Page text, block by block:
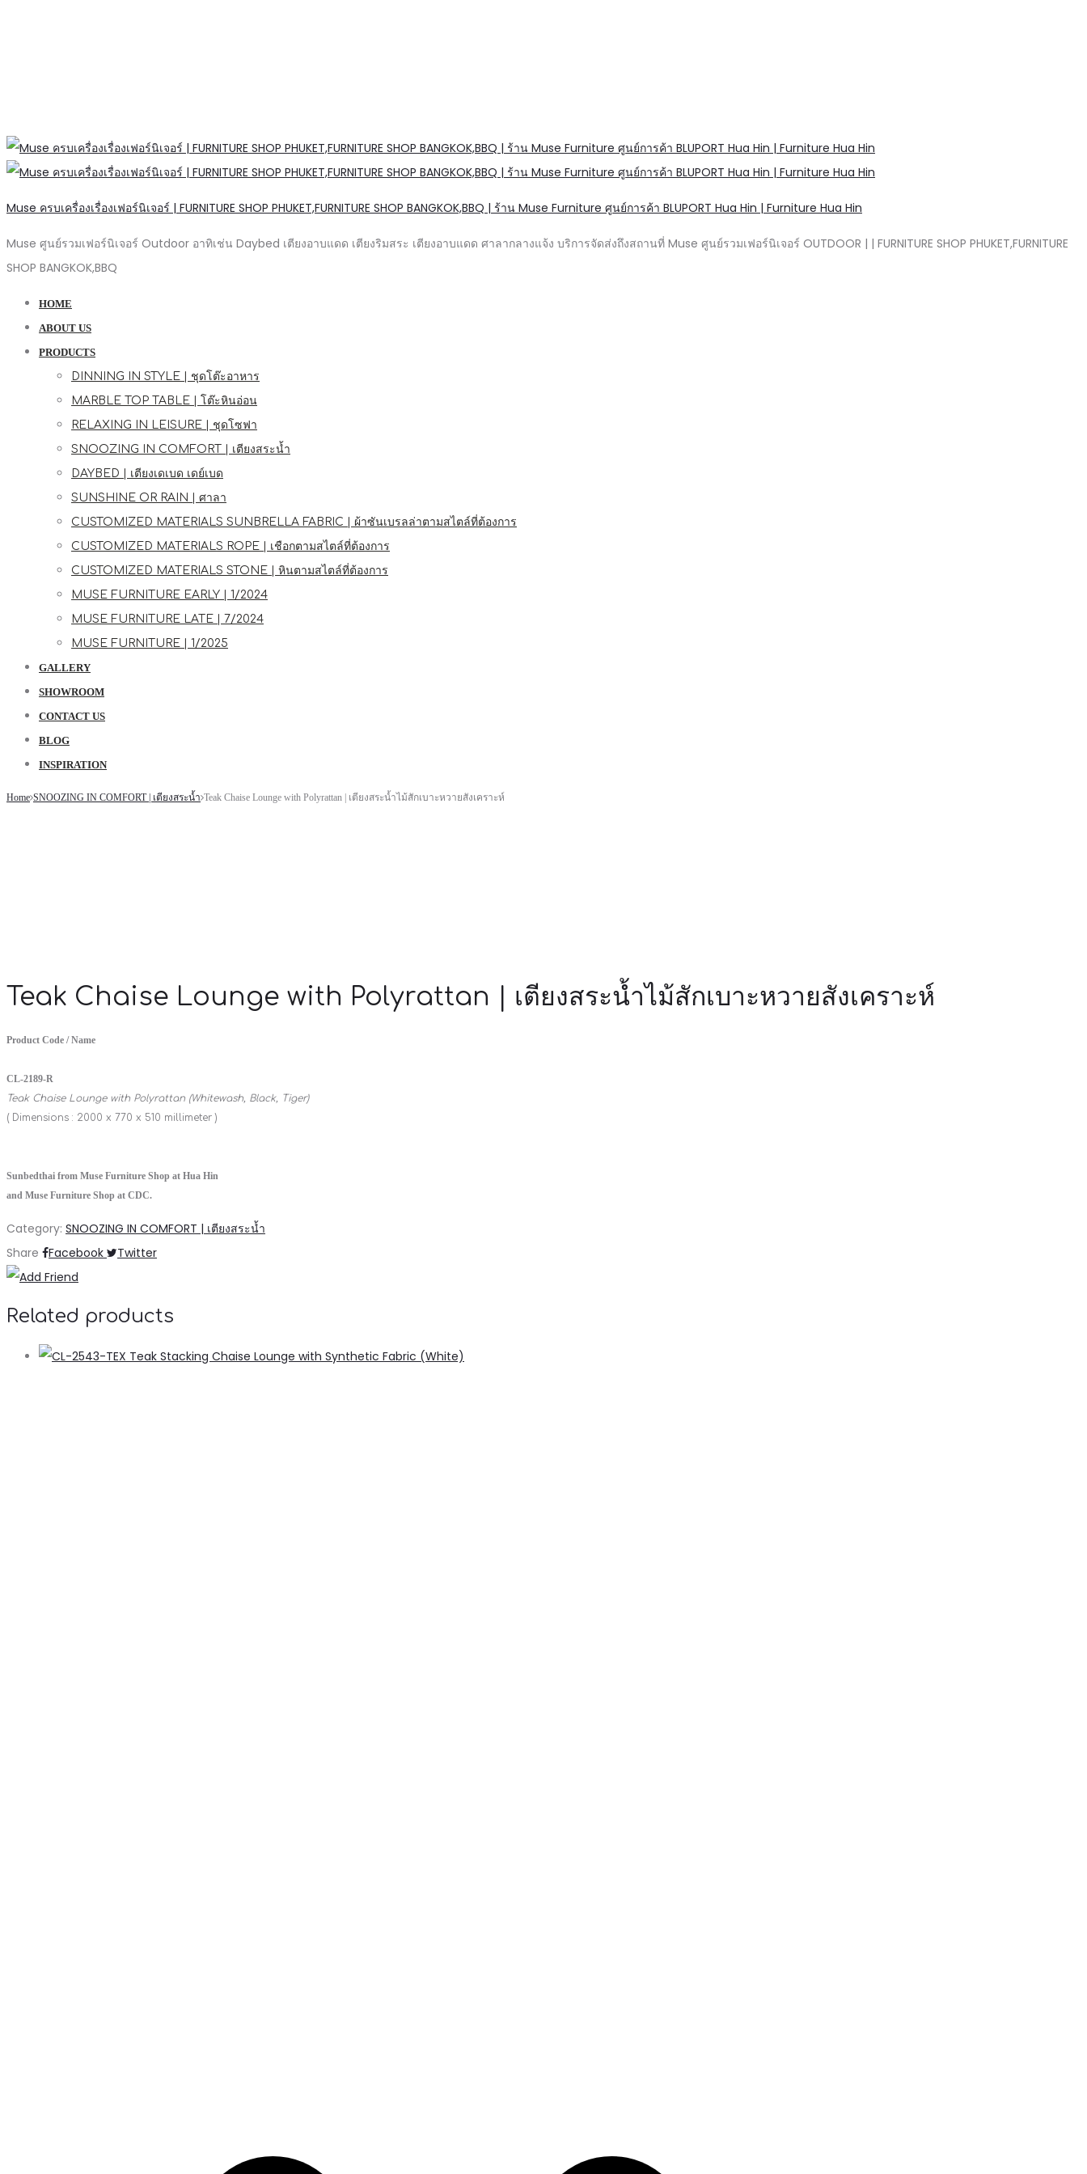
Muse ครบเครื่องเรื่องเฟอร์นิเจอร์ | FURNITURE SHOP PHUKET,FURNITURE SHOP BANGKOK,BBQ | ร้าน Muse Furniture ศูนย์การค้า BLUPORT Hua Hin | Furniture Hua Hin
Muse ศูนย์รวมเฟอร์นิเจอร์ Outdoor อาทิเช่น Daybed เตียงอาบแดด เตียงริมสระ เตียงอาบแดด ศาลากลางแจ้ง บริการจัดส่งถึงสถานที่ Muse ศูนย์รวมเฟอร์นิเจอร์ OUTDOOR | | FURNITURE SHOP PHUKET,FURNITURE
SHOP BANGKOK,BBQ
HOME
ABOUT US
PRODUCTS
DINNING IN STYLE | ชุดโต๊ะอาหาร
MARBLE TOP TABLE | โต๊ะหินอ่อน
RELAXING IN LEISURE | ชุดโซฟา
SNOOZING IN COMFORT | เตียงสระน้ำ
DAYBED | เตียงเดเบด เดย์เบด
SUNSHINE OR RAIN | ศาลา
CUSTOMIZED MATERIALS SUNBRELLA FABRIC | ผ้าซันเบรลล่าตามสไตล์ที่ต้องการ
CUSTOMIZED MATERIALS ROPE | เชือกตามสไตล์ที่ต้องการ
CUSTOMIZED MATERIALS STONE | หินตามสไตล์ที่ต้องการ
MUSE FURNITURE EARLY | 1/2024
MUSE FURNITURE LATE | 7/2024
MUSE FURNITURE | 1/2025
GALLERY
SHOWROOM
CONTACT US
BLOG
INSPIRATION
Home SNOOZING IN COMFORT | เตียงสระน้ำ Teak Chaise Lounge with Polyrattan | เตียงสระน้ำไม้สักเบาะหวายสังเคราะห์
Teak Chaise Lounge with Polyrattan | เตียงสระน้ำไม้สักเบาะหวายสังเคราะห์
Product Code / Name
CL-2189-R
Teak Chaise Lounge with Polyrattan (Whitewash, Black, Tiger)
( Dimensions : 2000 x 770 x 510 millimeter )
Sunbedthai from Muse Furniture Shop at Hua Hin
and Muse Furniture Shop at CDC.
Category: SNOOZING IN COMFORT | เตียงสระน้ำ
Share
Facebook Twitter
Related products